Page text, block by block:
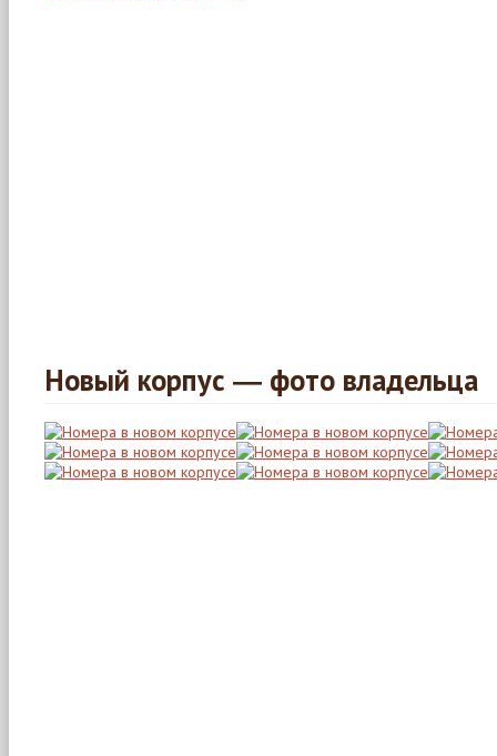
Новый корпус ― фото владельца